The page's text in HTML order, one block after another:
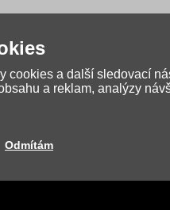
prvňáčky, kteří potřebují
cookies a další sledovací
a reklam, analýzy
Odmítám